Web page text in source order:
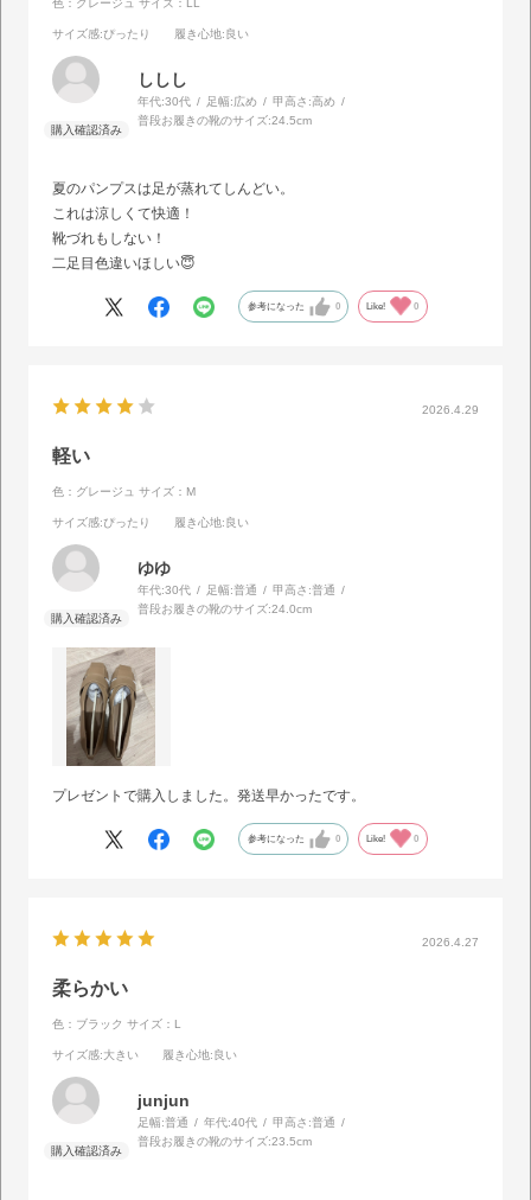
色：グレージュ サイズ：LL
サイズ感:ぴったり 履き心地:良い
ししし
年代:30代 足幅:広め 甲高さ:高め
普段お履きの靴のサイズ:24.5cm
夏のパンプスは足が蒸れてしんどい。
これは涼しくて快適！
靴づれもしない！
二足目色違いほしい😇
参考になった 0 Like! 0
2026.4.29
軽い
色：グレージュ サイズ：M
サイズ感:ぴったり 履き心地:良い
ゆゆ
年代:30代 足幅:普通 甲高さ:普通
普段お履きの靴のサイズ:24.0cm
プレゼントで購入しました。発送早かったです。
参考になった 0 Like! 0
2026.4.27
柔らかい
色：ブラック サイズ：L
サイズ感:大きい 履き心地:良い
junjun
足幅:普通 年代:40代 甲高さ:普通
普段お履きの靴のサイズ:23.5cm